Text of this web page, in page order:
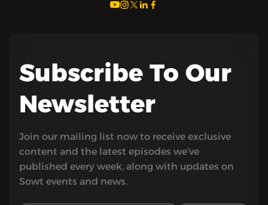
Subscribe To Our
Newsletter
Join our mailing list now to receive exclusive
content and the latest episodes we’ve
published every week, along with updates on
Sowt events and news.